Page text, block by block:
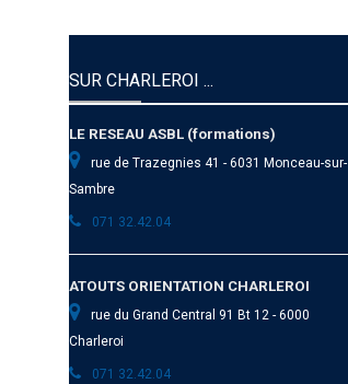
SUR CHARLEROI ...
LE RESEAU ASBL (formations)
rue de Trazegnies 41 - 6031 Monceau-sur-
Sambre
071 32.42.04
ATOUTS ORIENTATION CHARLEROI
rue du Grand Central 91 Bt 12 - 6000
Charleroi
071 32.42.04